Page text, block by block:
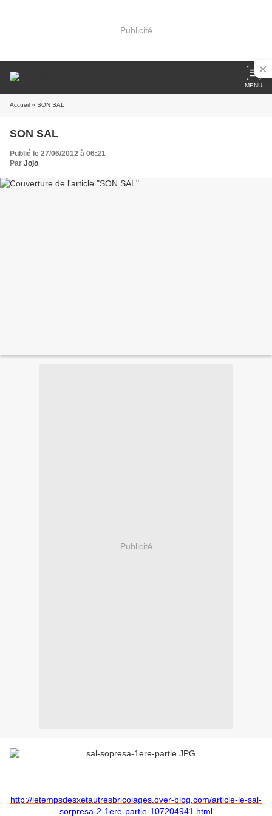
Publicité
MENU
Accueil » SON SAL
SON SAL
Publié le 27/06/2012 à 06:21
Par Jojo
Publicité
http://letempsdesxetautresbricolages.over-blog.com/article-le-sal-
sorpresa-2-1ere-partie-107204941.html